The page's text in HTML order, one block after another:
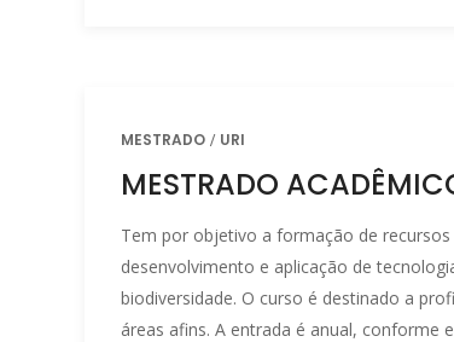
MESTRADO URI
MESTRADO
Tem por objetivo a formação de
desenvolvimento e aplicação de
biodiversidade. O curso é destinado a
áreas afins. A entrada é anual, conforme